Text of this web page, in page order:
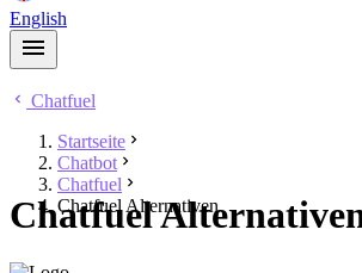
English
Chatfuel
Startseite
Chatbot
Chatfuel
Chatfuel Alternativen
Chatfuel